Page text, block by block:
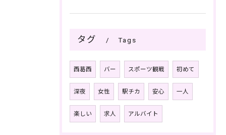
タグ Tags
西葛西 バー スポーツ観戦 初めて
深夜 女性 駅チカ 安心 一人
楽しい 求人 アルバイト